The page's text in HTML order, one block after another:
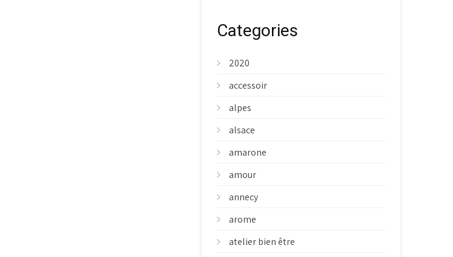
Categories
2020
accessoir
alpes
alsace
amarone
amour
annecy
arome
atelier bien être